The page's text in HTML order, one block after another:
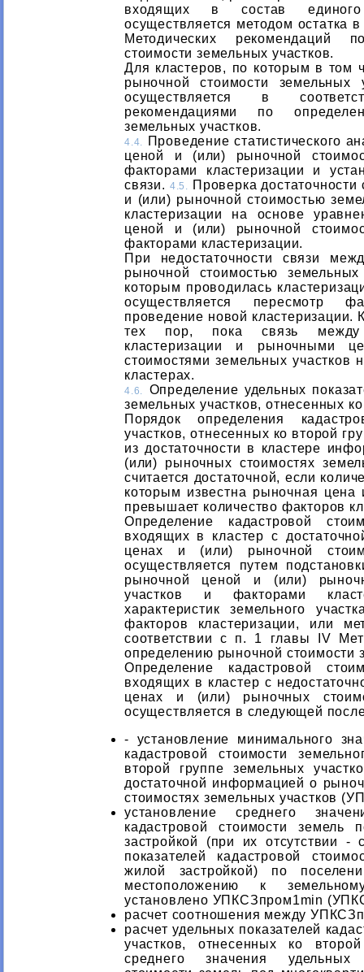
входящих в состав единого
осуществляется методом остатка
Методических рекомендаций
стоимости земельных участков.
Для кластеров, по которым в том
рыночной стоимости земельных
осуществляется в
рекомендациями по
земельных участков.
4.4.
Проведение статистического
ценой и (или) рыночной
факторами кластеризации и
связи. 4.5. Проверка
и (или) рыночной стоимостью
кластеризации на основе
ценой и (или) рыночной
факторами кластеризации.
При недостаточности связи
рыночной стоимостью
которым проводилась
осуществляется пересмотр
проведение новой кластеризации.
тех пор, пока связь между
кластеризации и рыночными
стоимостями земельных участков
кластерах.
4.6.
Определение удельных
земельных участков, отнесенных
Порядок определения
участков, отнесенных ко второй
из достаточности в кластере
(или) рыночных стоимостях
считается достаточной, если
которым известна рыночная
превышает количество факторов
Определение кадастровой
входящих в кластер с
ценах и (или) рыночной
осуществляется путем
рыночной ценой и (или)
участков и факторами
характеристик земельного
факторов кластеризации, или
соответствии с п. 1 главы IV
определению рыночной стоимости
Определение кадастровой
входящих в кластер с
ценах и (или) рыночных
осуществляется в следующей
- установление минимального
кадастровой стоимости
второй группе земельных
достаточной информацией о
стоимостях земельных участков
установление среднего
кадастровой стоимости земель
застройкой (при их отсутствии -
показателей кадастровой
жилой застройкой) по
местоположению к
установлено УПКСЗпром1min
расчет соотношения между
расчет удельных показателей
участков, отнесенных ко
среднего значения удельных